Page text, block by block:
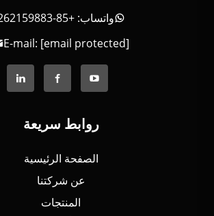
واتساب: +85-262159883
E-mail: [email protected]
روابط سريعة
الصفحة الرئيسية
عن شركتنا
المنتجات